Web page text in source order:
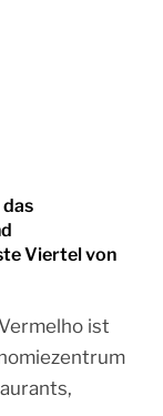
Viertel von
ist